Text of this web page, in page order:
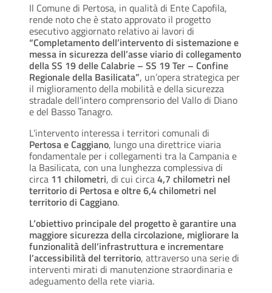
Il Comune di Pertosa, in qualità di Ente Capofila,
rende noto che è stato approvato il progetto
esecutivo aggiornato relativo ai lavori di
“Completamento dell’intervento di sistemazione e
messa in sicurezza dell’asse viario di collegamento
della SS 19 delle Calabrie – SS 19 Ter – Confine
Regionale della Basilicata”, un’opera strategica per
il miglioramento della mobilità e della sicurezza
stradale dell’intero comprensorio del Vallo di Diano
e del Basso Tanagro.
L’intervento interessa i territori comunali di
Pertosa e Caggiano, lungo una direttrice viaria
fondamentale per i collegamenti tra la Campania e
la Basilicata, con una lunghezza complessiva di
circa 11 chilometri, di cui circa4,7 chilometri nel
territorio di Pertosa e oltre 6,4 chilometri nel
territorio di Caggiano.
L’obiettivo principale del progetto è garantire una
maggiore sicurezza della circolazione, migliorare la
funzionalità dell’infrastruttura e incrementare
l’accessibilità del territorio, attraverso una serie di
interventi mirati di manutenzione straordinaria e
adeguamento della rete viaria.